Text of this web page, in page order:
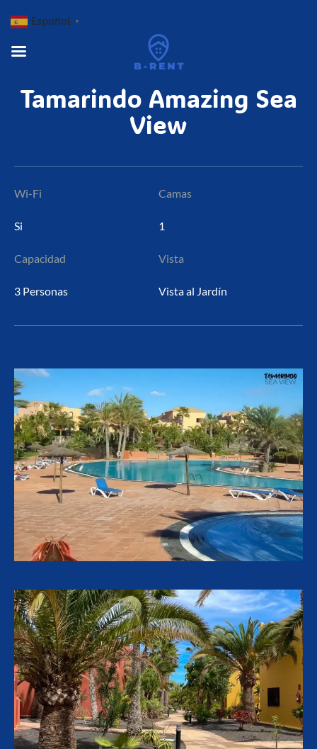
Tamarindo Amazing Sea
View
Wi-Fi
Si
Camas
1
Capacidad
3 Personas
Vista
Vista al Jardín
Español ▼